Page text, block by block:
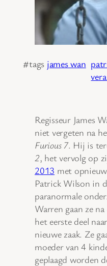
#tags james wan
Regisseur James
niet vergeten na
Furious 7. Hij is
2, het vervolg op
2013 met
Patrick Wilson in
paranormale
Warren gaan ze
het eerste deel
nieuwe zaak. Ze
moeder van 4
geplaagd worden